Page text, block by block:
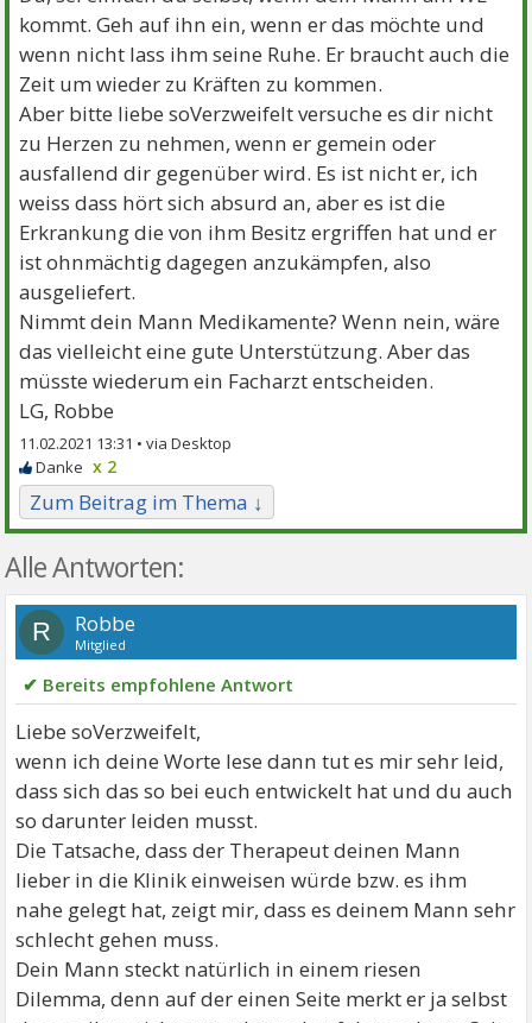
kommt. Geh auf ihn ein, wenn er das möchte und
wenn nicht lass ihm seine Ruhe. Er braucht auch die
Zeit um wieder zu Kräften zu kommen.
Aber bitte liebe soVerzweifelt versuche es dir nicht
zu Herzen zu nehmen, wenn er gemein oder
ausfallend dir gegenüber wird. Es ist nicht er, ich
weiss dass hört sich absurd an, aber es ist die
Erkrankung die von ihm Besitz ergriffen hat und er
ist ohnmächtig dagegen anzukämpfen, also
ausgeliefert.
Nimmt dein Mann Medikamente? Wenn nein, wäre
das vielleicht eine gute Unterstützung. Aber das
müsste wiederum ein Facharzt entscheiden.
LG, Robbe
11.02.2021 13:31 •
x 2
Zum Beitrag im Thema ↓
Alle Antworten:
R Robbe
Mitglied
✔ Bereits empfohlene Antwort
Liebe soVerzweifelt,
wenn ich deine Worte lese dann tut es mir sehr leid,
dass sich das so bei euch entwickelt hat und du auch
so darunter leiden musst.
Die Tatsache, dass der Therapeut deinen Mann
lieber in die Klinik einweisen würde bzw. es ihm
nahe gelegt hat, zeigt mir, dass es deinem Mann sehr
schlecht gehen muss.
Dein Mann steckt natürlich in einem riesen
Dilemma, denn auf der einen Seite merkt er ja selbst